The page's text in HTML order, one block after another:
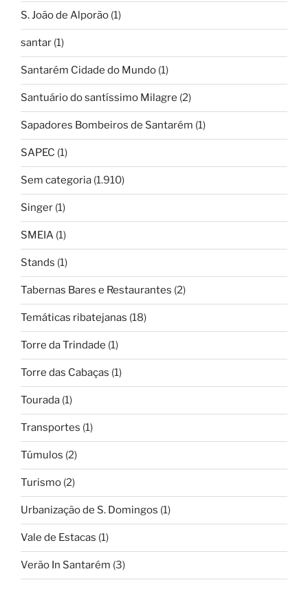
S. João de Alporão (1)
santar (1)
Santarém Cidade do Mundo (1)
Santuário do santíssimo Milagre (2)
Sapadores Bombeiros de Santarém (1)
SAPEC (1)
Sem categoria (1.910)
Singer (1)
SMEIA (1)
Stands (1)
Tabernas Bares e Restaurantes (2)
Temáticas ribatejanas (18)
Torre da Trindade (1)
Torre das Cabaças (1)
Tourada (1)
Transportes (1)
Túmulos (2)
Turismo (2)
Urbanização de S. Domingos (1)
Vale de Estacas (1)
Verão In Santarém (3)